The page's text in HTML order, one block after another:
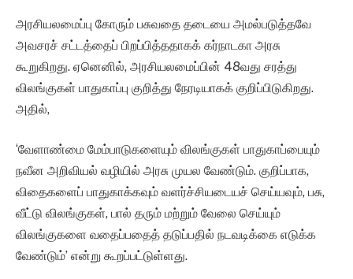
அரசியலமைப்பு கோரும் பசுவதை தடையை அமல்படுத்தவே
அவசரச் சட்டத்தைப் பிறப்பித்ததாகக் கர்நாடகா அரசு
கூறுகிறது. ஏனெனில், அரசியலமைப்பின் 48வது சரத்து
விலங்குகள் பாதுகாப்பு குறித்து நேரடியாகக் குறிப்பிடுகிறது.
அதில்,
‘வேளாண்மை மேம்பாடுகளையும் விலங்குகள் பாதுகாப்பையும்
நவீன அறிவியல் வழியில் அரசு முயல வேண்டும். குறிப்பாக,
விதைகளைப் பாதுகாக்கவும் வளர்ச்சியடையச் செய்யவும், பசு,
வீட்டு விலங்குகள், பால் தரும் மற்றும் வேலை செய்யும்
விலங்குகளை வதைப்பதைத் தடுப்பதில் நடவடிக்கை எடுக்க
வேண்டும்’ என்று கூறப்பட்டுள்ளது.